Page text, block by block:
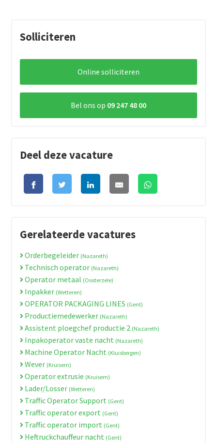
Solliciteren
Online solliciteren
Bel ons op 09 247 48 00
Deel deze vacature
Gerelateerde vacatures
Orderbegeleider (Nazareth)
Technisch operator (Nazareth)
Operator metaal (Oosterzele)
Inpakker (Wetteren)
OPERATOR PACKAGING LINES (Gent)
Productiemedewerker (Nazareth)
Assistent ploegchef productie 2 (Nazareth)
Inpakoperator vaste nacht (Nazareth)
Machine Operator Nacht (Kluisbergen)
Wever (Kruisem)
Operator extrusie (Kruisem)
Lader/Losser (Wetteren)
Traffic Operator Support (Gent)
Traffic operator export (Gent)
Traffic operator import (Gent)
Heftruckchauffeur nacht (Gent)